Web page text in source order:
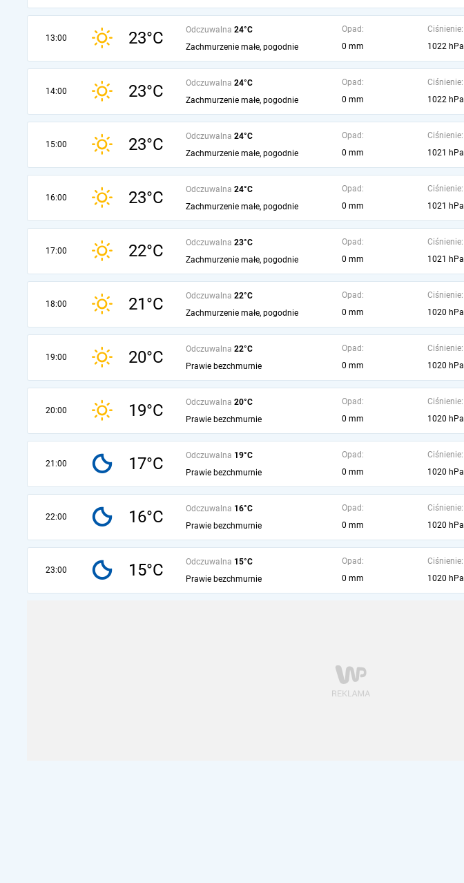
13:00 23°C Odczuwalna 24°C
Zachmurzenie małe, pogodnie
Opad:
0 mm
Ciśnienie:
1022 hPa
14:00 23°C Odczuwalna 24°C
Zachmurzenie małe, pogodnie
Opad:
0 mm
Ciśnienie:
1022 hPa
15:00 23°C Odczuwalna 24°C
Zachmurzenie małe, pogodnie
Opad:
0 mm
Ciśnienie:
1021 hPa
16:00 23°C Odczuwalna 24°C
Zachmurzenie małe, pogodnie
Opad:
0 mm
Ciśnienie:
1021 hPa
17:00 22°C Odczuwalna 23°C
Zachmurzenie małe, pogodnie
Opad:
0 mm
Ciśnienie:
1021 hPa
18:00 21°C Odczuwalna 22°C
Zachmurzenie małe, pogodnie
Opad:
0 mm
Ciśnienie:
1020 hPa
19:00 20°C Odczuwalna 22°C
Prawie bezchmurnie
Opad:
0 mm
Ciśnienie:
1020 hPa
20:00 19°C Odczuwalna 20°C
Prawie bezchmurnie
Opad:
0 mm
Ciśnienie:
1020 hPa
21:00 17°C Odczuwalna 19°C
Prawie bezchmurnie
Opad:
0 mm
Ciśnienie:
1020 hPa
22:00 16°C Odczuwalna 16°C
Prawie bezchmurnie
Opad:
0 mm
Ciśnienie:
1020 hPa
23:00 15°C Odczuwalna 15°C
Prawie bezchmurnie
Opad:
0 mm
Ciśnienie:
1020 hPa